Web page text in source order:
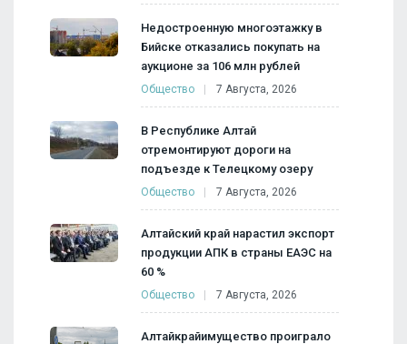
Недостроенную многоэтажку в
Бийске отказались покупать на
аукционе за 106 млн рублей
Общество 7 Августа, 2026
В Республике Алтай
отремонтируют дороги на
подъезде к Телецкому озеру
Общество 7 Августа, 2026
Алтайский край нарастил экспорт
продукции АПК в страны ЕАЭС на
60 %
Общество 7 Августа, 2026
Алтайкрайимущество проиграло